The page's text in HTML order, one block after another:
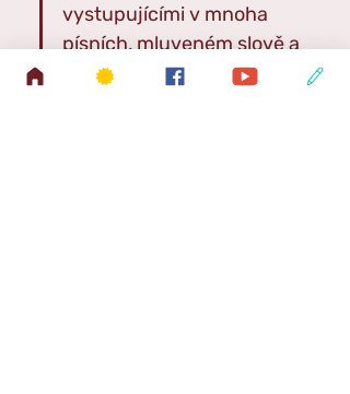
vystupujícími v mnoha
písních, mluveném slově a
dalších vstupech.